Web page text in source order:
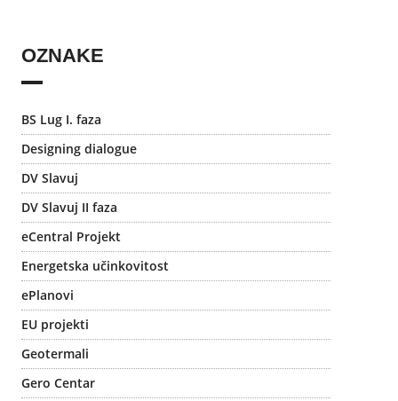
OZNAKE
BS Lug I. faza
Designing dialogue
DV Slavuj
DV Slavuj II faza
eCentral Projekt
Energetska učinkovitost
ePlanovi
EU projekti
Geotermali
Gero Centar